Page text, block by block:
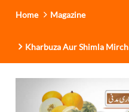
Home Magazine
Kharbuza Aur Shimla Mirch